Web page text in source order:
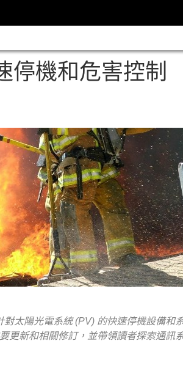
停機和危害控制
太陽光電系統 (PV) 的快速停機設備和
更新和相關修訂，並帶領讀者探索通訊